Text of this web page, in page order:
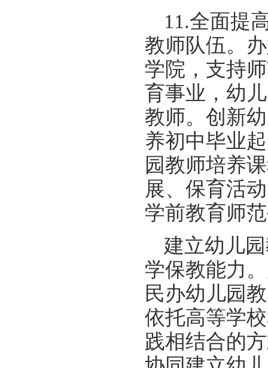
11.全面提
教师队伍。
学院，支持
育事业，幼
教师。创新
养初中毕业
园教师培养
展、保育活
学前教育师
建立幼儿
学保教能力
民办幼儿园
依托高等学
践相结合的